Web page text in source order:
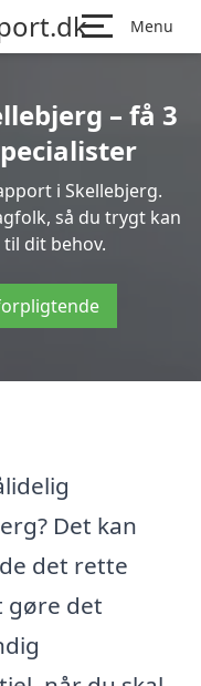
Menu
– få 3
i Skellebjerg.
så du trygt kan
dit behov.
Det kan
det rette
gøre det